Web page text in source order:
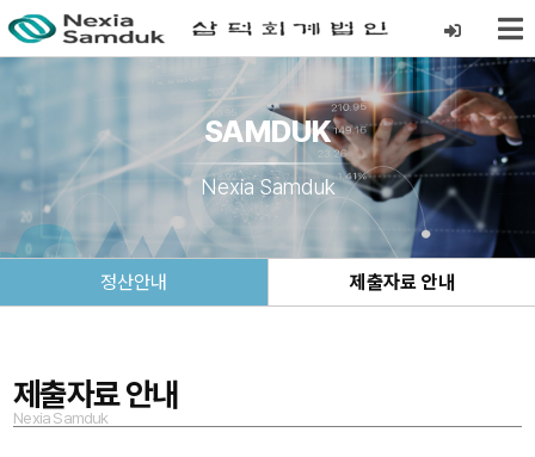
SAMDUK
Nexia Samduk
정산안내 제출자료 안내
제출자료 안내
Nexia Samduk